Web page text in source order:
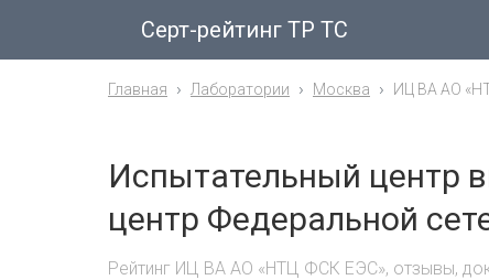
Серт-рейтинг ТР ТС
Главная Лаборатории Москва ИЦ ВА АО
Испытательный центр
центр Федеральной
Рейтинг ИЦ ВА АО «НТЦ ФСК ЕЭС», отзывы,